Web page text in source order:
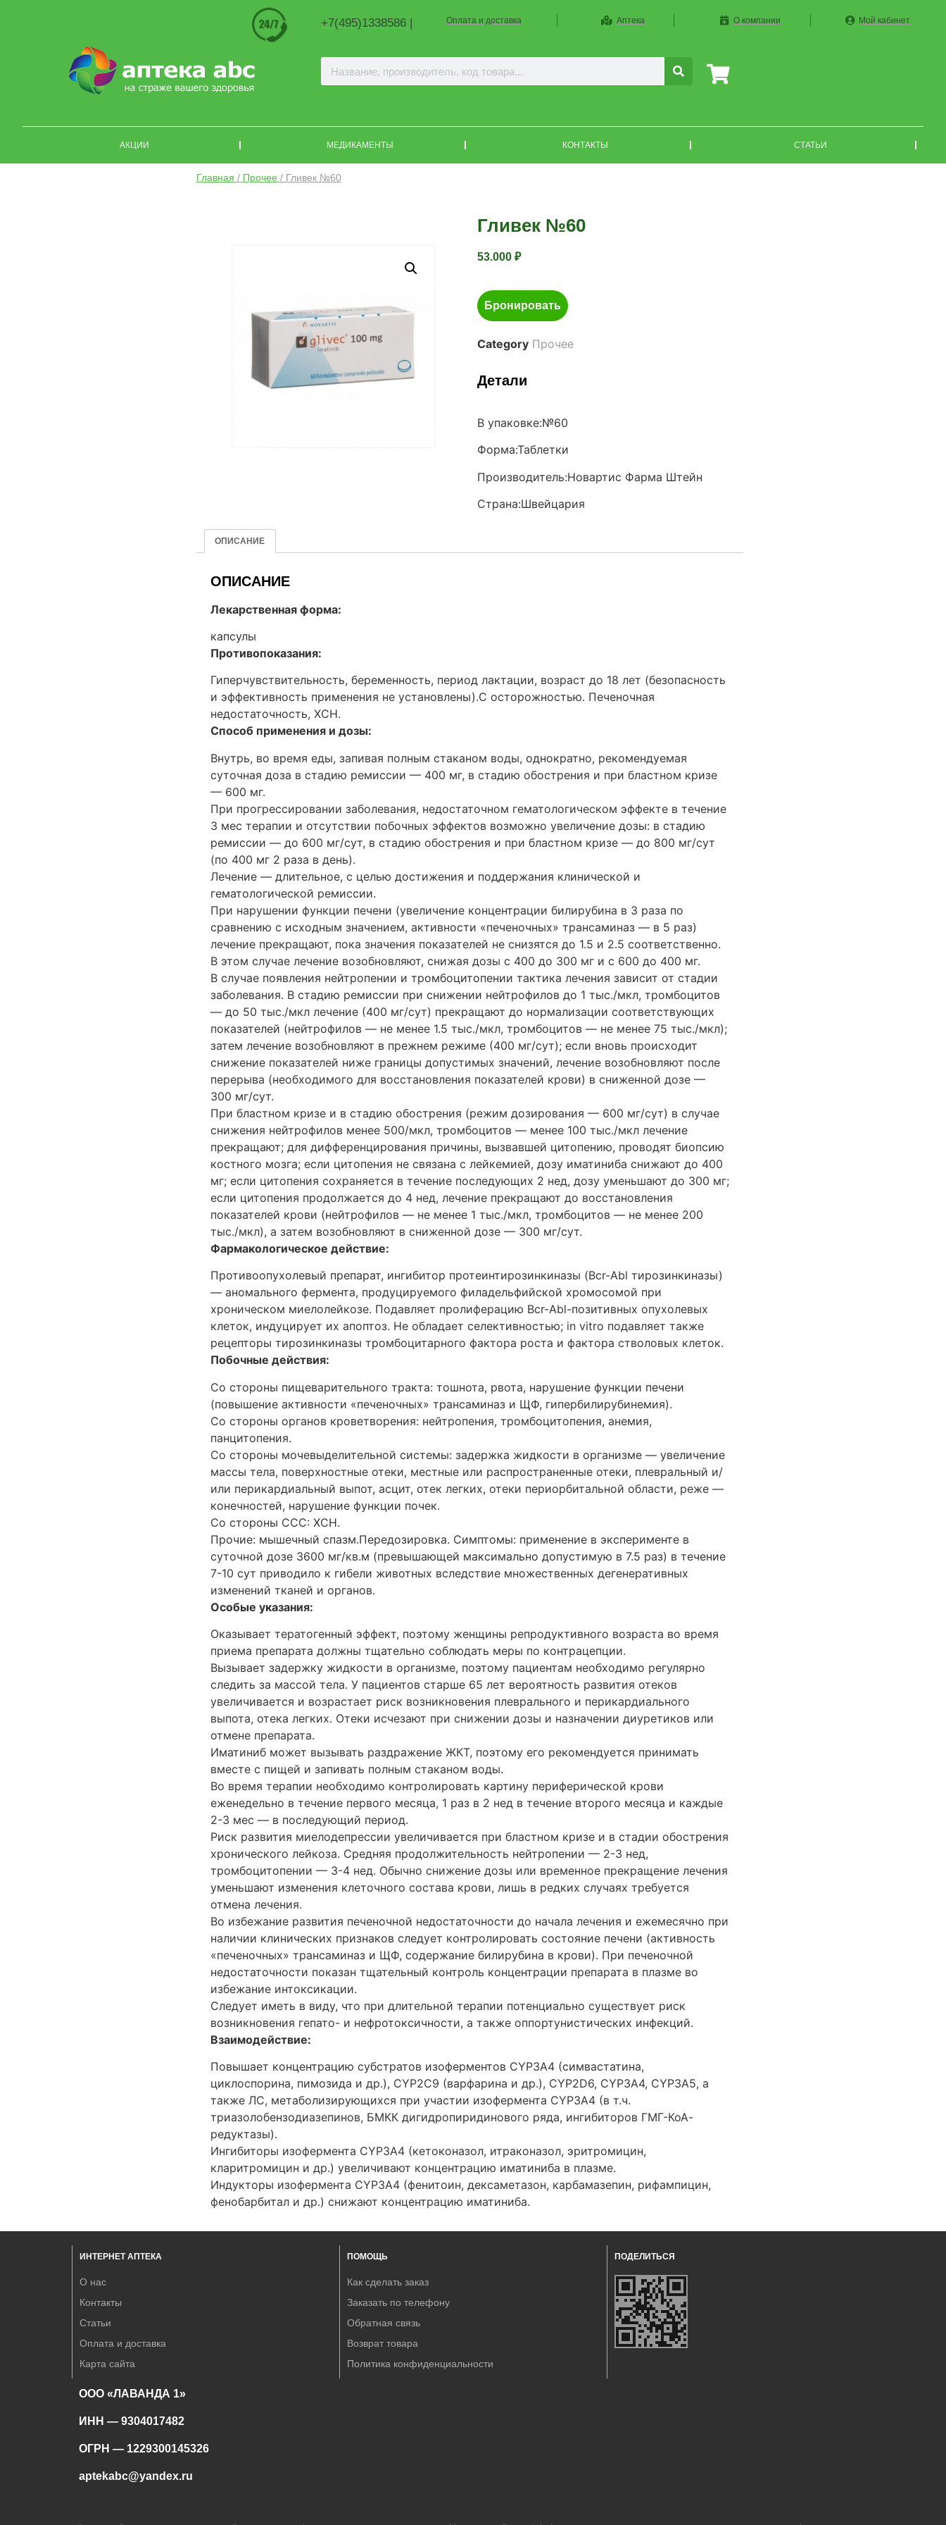
+7(495)1338586 | Оплата и доставка Аптека О компании Мой кабинет
АКЦИИ МЕДИКАМЕНТЫ КОНТАКТЫ СТАТЬИ
Главная / Прочее / Гливек №60
Гливек №60
53.000 ₽
Бронировать
Category Прочее
Детали
В упаковке:№60
Форма:Таблетки
Производитель:Новартис Фарма Штейн
Страна:Швейцария
ОПИСАНИЕ
ОПИСАНИЕ
Лекарственная форма:
капсулы
Противопоказания:
Гиперчувствительность, беременность, период лактации, возраст до 18 лет (безопасность
и эффективность применения не установлены).C осторожностью. Печеночная
недостаточность, ХСН.
Способ применения и дозы:
Внутрь, во время еды, запивая полным стаканом воды, однократно, рекомендуемая
суточная доза в стадию ремиссии — 400 мг, в стадию обострения и при бластном кризе
— 600 мг.
При прогрессировании заболевания, недостаточном гематологическом эффекте в течение
3 мес терапии и отсутствии побочных эффектов возможно увеличение дозы: в стадию
ремиссии — до 600 мг/сут, в стадию обострения и при бластном кризе — до 800 мг/сут
(по 400 мг 2 раза в день).
Лечение — длительное, с целью достижения и поддержания клинической и
гематологической ремиссии.
При нарушении функции печени (увеличение концентрации билирубина в 3 раза по
сравнению с исходным значением, активности «печеночных» трансаминаз — в 5 раз)
лечение прекращают, пока значения показателей не снизятся до 1.5 и 2.5 соответственно.
В этом случае лечение возобновляют, снижая дозы с 400 до 300 мг и с 600 до 400 мг.
В случае появления нейтропении и тромбоцитопении тактика лечения зависит от стадии
заболевания. В стадию ремиссии при снижении нейтрофилов до 1 тыс./мкл, тромбоцитов
— до 50 тыс./мкл лечение (400 мг/сут) прекращают до нормализации соответствующих
показателей (нейтрофилов — не менее 1.5 тыс./мкл, тромбоцитов — не менее 75 тыс./мкл);
затем лечение возобновляют в прежнем режиме (400 мг/сут); если вновь происходит
снижение показателей ниже границы допустимых значений, лечение возобновляют после
перерыва (необходимого для восстановления показателей крови) в сниженной дозе —
300 мг/сут.
При бластном кризе и в стадию обострения (режим дозирования — 600 мг/сут) в случае
снижения нейтрофилов менее 500/мкл, тромбоцитов — менее 100 тыс./мкл лечение
прекращают; для дифференцирования причины, вызвавшей цитопению, проводят биопсию
костного мозга; если цитопения не связана с лейкемией, дозу иматиниба снижают до 400
мг; если цитопения сохраняется в течение последующих 2 нед, дозу уменьшают до 300 мг;
если цитопения продолжается до 4 нед, лечение прекращают до восстановления
показателей крови (нейтрофилов — не менее 1 тыс./мкл, тромбоцитов — не менее 200
тыс./мкл), а затем возобновляют в сниженной дозе — 300 мг/сут.
Фармакологическое действие:
Противоопухолевый препарат, ингибитор протеинтирозинкиназы (Bcr-Abl тирозинкиназы)
— аномального фермента, продуцируемого филадельфийской хромосомой при
хроническом миелолейкозе. Подавляет пролиферацию Bcr-Abl-позитивных опухолевых
клеток, индуцирует их апоптоз. Не обладает селективностью; in vitro подавляет также
рецепторы тирозинкиназы тромбоцитарного фактора роста и фактора стволовых клеток.
Побочные действия:
Со стороны пищеварительного тракта: тошнота, рвота, нарушение функции печени
(повышение активности «печеночных» трансаминаз и ЩФ, гипербилирубинемия).
Со стороны органов кроветворения: нейтропения, тромбоцитопения, анемия,
панцитопения.
Со стороны мочевыделительной системы: задержка жидкости в организме — увеличение
массы тела, поверхностные отеки, местные или распространенные отеки, плевральный и/
или перикардиальный выпот, асцит, отек легких, отеки периорбитальной области, реже —
конечностей, нарушение функции почек.
Со стороны ССС: ХСН.
Прочие: мышечный спазм.Передозировка. Симптомы: применение в эксперименте в
суточной дозе 3600 мг/кв.м (превышающей максимально допустимую в 7.5 раз) в течение
7-10 сут приводило к гибели животных вследствие множественных дегенеративных
изменений тканей и органов.
Особые указания:
Оказывает тератогенный эффект, поэтому женщины репродуктивного возраста во время
приема препарата должны тщательно соблюдать меры по контрацепции.
Вызывает задержку жидкости в организме, поэтому пациентам необходимо регулярно
следить за массой тела. У пациентов старше 65 лет вероятность развития отеков
увеличивается и возрастает риск возникновения плеврального и перикардиального
выпота, отека легких. Отеки исчезают при снижении дозы и назначении диуретиков или
отмене препарата.
Иматиниб может вызывать раздражение ЖКТ, поэтому его рекомендуется принимать
вместе с пищей и запивать полным стаканом воды.
Во время терапии необходимо контролировать картину периферической крови
еженедельно в течение первого месяца, 1 раз в 2 нед в течение второго месяца и каждые
2-3 мес — в последующий период.
Риск развития миелодепрессии увеличивается при бластном кризе и в стадии обострения
хронического лейкоза. Средняя продолжительность нейтропении — 2-3 нед,
тромбоцитопении — 3-4 нед. Обычно снижение дозы или временное прекращение лечения
уменьшают изменения клеточного состава крови, лишь в редких случаях требуется
отмена лечения.
Во избежание развития печеночной недостаточности до начала лечения и ежемесячно при
наличии клинических признаков следует контролировать состояние печени (активность
«печеночных» трансаминаз и ЩФ, содержание билирубина в крови). При печеночной
недостаточности показан тщательный контроль концентрации препарата в плазме во
избежание интоксикации.
Следует иметь в виду, что при длительной терапии потенциально существует риск
возникновения гепато- и нефротоксичности, а также оппортунистических инфекций.
Взаимодействие:
Повышает концентрацию субстратов изоферментов CYP3A4 (симвастатина,
циклоспорина, пимозида и др.), CYP2C9 (варфарина и др.), CYP2D6, CYP3A4, CYP3A5, а
также ЛС, метаболизирующихся при участии изофермента CYP3A4 (в т.ч.
триазолобензодиазепинов, БМКК дигидропиридинового ряда, ингибиторов ГМГ-КоА-
редуктазы).
Ингибиторы изофермента CYP3A4 (кетоконазол, итраконазол, эритромицин,
кларитромицин и др.) увеличивают концентрацию иматиниба в плазме.
Индукторы изофермента CYP3A4 (фенитоин, дексаметазон, карбамазепин, рифампицин,
фенобарбитал и др.) снижают концентрацию иматиниба.
ИНТЕРНЕТ АПТЕКА
О нас
Контакты
Статьи
Оплата и доставка
Карта сайта
ПОМОЩЬ
Как сделать заказ
Заказать по телефону
Обратная связь
Возврат товара
Политика конфиденциальности
ПОДЕЛИТЬСЯ
ООО «ЛАВАНДА 1»
ИНН — 9304017482
ОГРН — 1229300145326
aptekabc@yandex.ru